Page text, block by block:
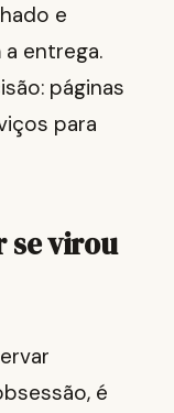
e
entrega.
páginas
para
se virou
é